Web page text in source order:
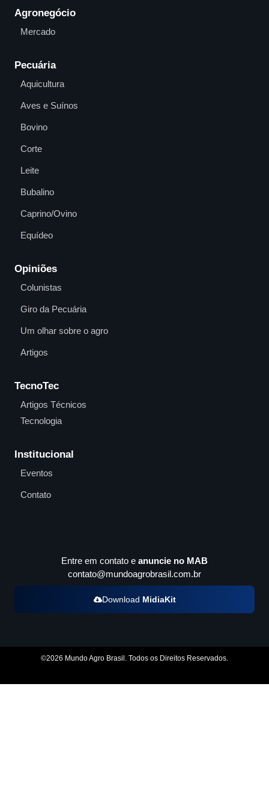
Agronegócio
Mercado
Pecuária
Aquicultura
Aves e Suínos
Bovino
Corte
Leite
Bubalino
Caprino/Ovino
Equídeo
Opiniões
Colunistas
Giro da Pecuária
Um olhar sobre o agro
Artigos
TecnoTec
Artigos Técnicos
Tecnologia
Institucional
Eventos
Contato
Entre em contato e anuncie no MAB
contato@mundoagrobrasil.com.br
Download MidiaKit
©2026 Mundo Agro Brasil. Todos os Direitos Reservados.